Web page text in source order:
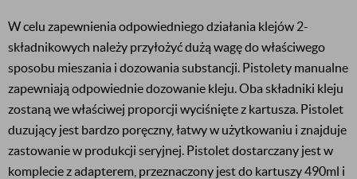
W celu zapewnienia odpowiedniego działania klejów 2-
składnikowych należy przyłożyć dużą wagę do właściwego
sposobu mieszania i dozowania substancji. Pistolety manualne
zapewniają odpowiednie dozowanie kleju. Oba składniki kleju
zostaną we właściwej proporcji wyciśnięte z kartusza. Pistolet
duzujący jest bardzo poręczny, łatwy w użytkowaniu i znajduje
zastowanie w produkcji seryjnej. Pistolet dostarczany jest w
komplecie z adapterem, przeznaczony jest do kartuszy 490ml i